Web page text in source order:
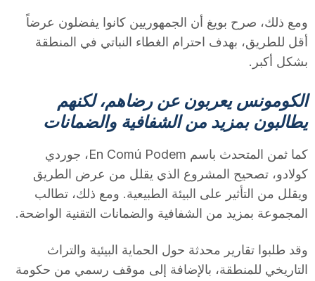
o
n
ومع ذلك، صرح بويغ أن الجمهوريين كانوا يفضلون عرضاً
أقل للطريق، بهدف احترام الغطاء النباتي في المنطقة
بشكل أكبر.
الكومونس يعربون عن رضاهم، لكنهم
يطالبون بمزيد من الشفافية والضمانات
كما ثمن المتحدث باسم En Comú Podem، جوردي
كولادو، تصحيح المشروع الذي يقلل من عرض الطريق
ويقلل من التأثير على البيئة الطبيعية. ومع ذلك، تطالب
المجموعة بمزيد من الشفافية والضمانات التقنية الواضحة.
وقد طلبوا تقارير محدثة حول الحماية البيئية والتراث
التاريخي للمنطقة، بالإضافة إلى موقف رسمي من حكومة